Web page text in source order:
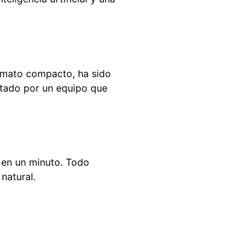
compacto, ha sido
por un equipo que
un minuto. Todo